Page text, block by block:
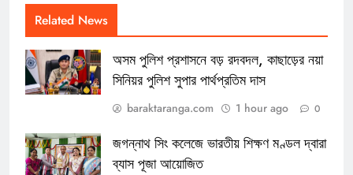
Related News
অসম পুলিশ প্রশাসনে বড় রদবদল, কাছাড়ের নয়া
সিনিয়র পুলিশ সুপার পার্থপ্রতিম দাস
baraktaranga.com 1 hour ago 0
জগন্নাথ সিং কলেজে ভারতীয় শিক্ষণ মণ্ডল দ্বারা
ব্যাস পূজা আয়োজিত